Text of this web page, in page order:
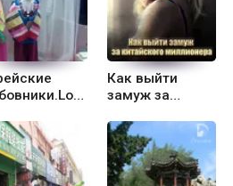
Как выйти
замуж за
миллионера